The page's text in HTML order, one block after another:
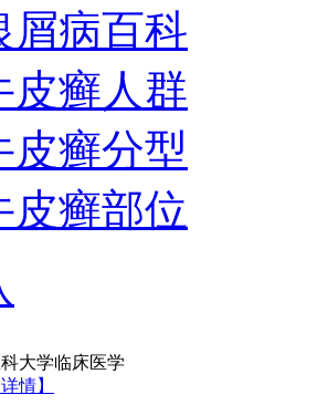
屑病百科
皮癣人群
皮癣分型
皮癣部位
情】